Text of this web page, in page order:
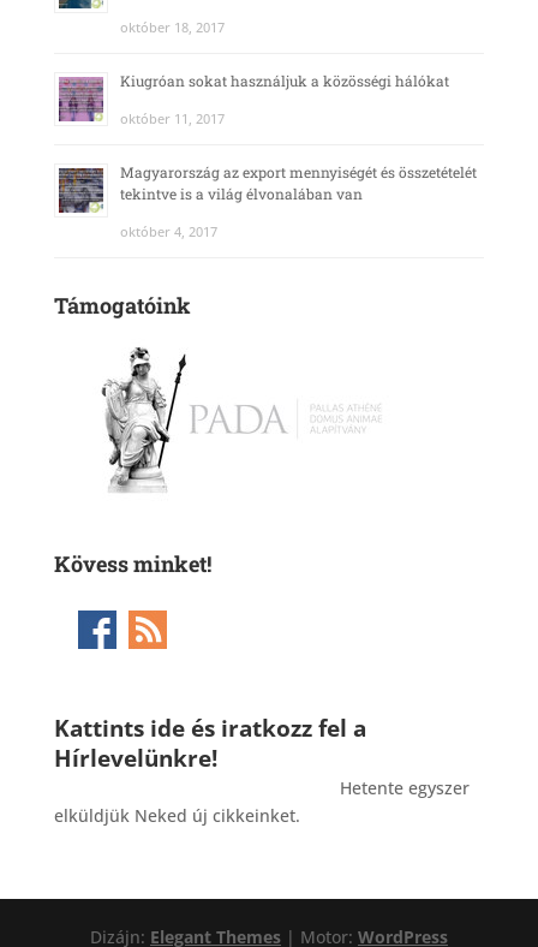
október 18, 2017
Kiugróan sokat használjuk a közösségi hálókat
október 11, 2017
Magyarország az export mennyiségét és összetételét
tekintve is a világ élvonalában van
október 4, 2017
Támogatóink
Kövess minket!
Kattints ide és iratkozz fel a
Hírlevelünkre!
Hetente egyszer
elküldjük Neked új cikkeinket.
Dizájn: Elegant Themes| Motor: WordPress